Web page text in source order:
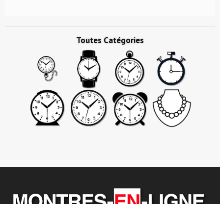
Toutes Catégories